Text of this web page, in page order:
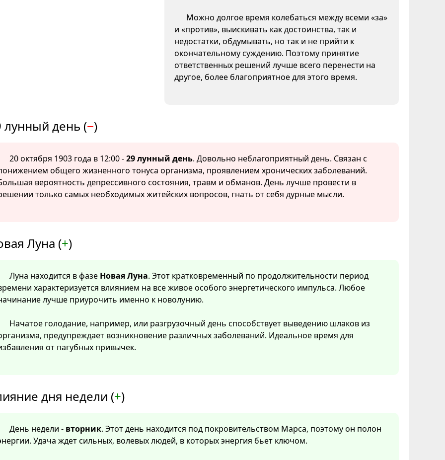
Можно долгое время колебаться между всеми «за»
и «против», выискивать как достоинства, так и
недостатки, обдумывать, но так и не прийти к
окончательному суждению. Поэтому принятие
ответственных решений лучше всего перенести на
другое, более благоприятное для этого время.
лунный день (−)
20 октября 1903 года в 12:00 -29 лунный день. Довольно неблагоприятный день. Связан с
общего жизненного тонуса организма, проявлением хронических заболеваний.
вероятность депрессивного состояния, травм и обманов. День лучше провести в
только самых необходимых житейских вопросов, гнать от себя дурные мысли.
Луна (+)
Луна находится в фазе Новая Луна. Этот кратковременный по продолжительности период
характеризуется влиянием на все живое особого энергетического импульса. Любое
лучше приурочить именно к новолунию.
Начатое голодание, например, или разгрузочный день способствует выведению шлаков из
предупреждает возникновение различных заболеваний. Идеальное время для
от пагубных привычек.
дня недели (+)
День недели - вторник. Этот день находится под покровительством Марса, поэтому он полон
Удача ждет сильных, волевых людей, в которых энергия бьет ключом.